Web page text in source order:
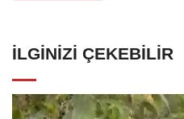
İLGINIZI ÇEKEBILIR